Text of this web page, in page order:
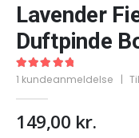
Lavender
Duftpinde
5.00out of 5
1 kundeanmeldelse |
149,00 kr.